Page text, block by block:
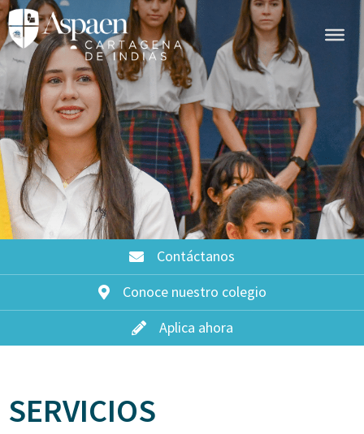
Contáctanos
Conoce nuestro colegio
Aplica ahora
SERVICIOS